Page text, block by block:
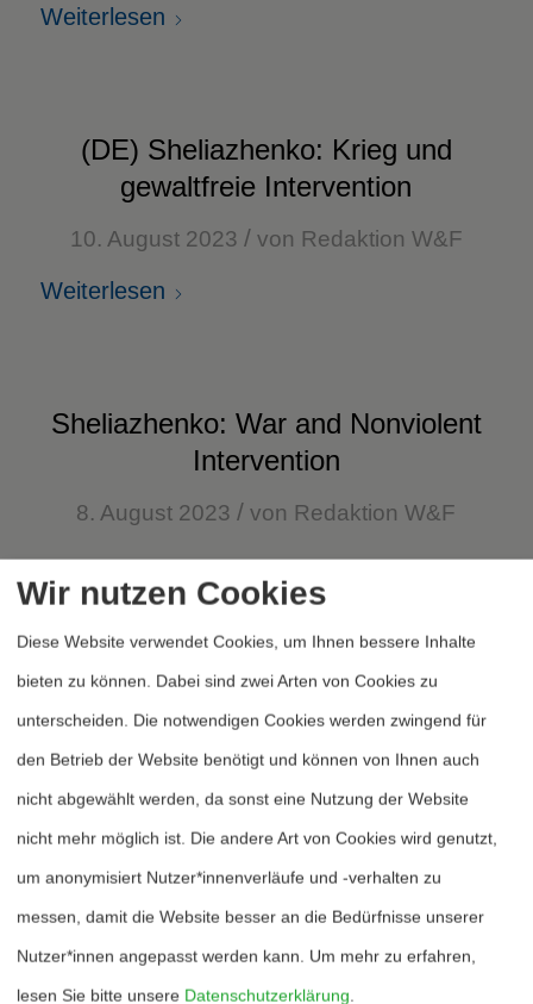
Weiterlesen
(DE) Sheliazhenko: Krieg und
gewaltfreie Intervention
10. August 2023 / von Redaktion W&F
Weiterlesen
Sheliazhenko: War and Nonviolent
Intervention
8. August 2023 / von Redaktion W&F
Der Autor hatte diesen Beitrag vor einigen
Wir nutzen Cookies
Diese Website verwendet Cookies, um Ihnen bessere Inhalte
bieten zu können. Dabei sind zwei Arten von Cookies zu
unterscheiden. Die notwendigen Cookies werden zwingend für
den Betrieb der Website benötigt und können von Ihnen auch
nicht abgewählt werden, da sonst eine Nutzung der Website
nicht mehr möglich ist. Die andere Art von Cookies wird genutzt,
um anonymisiert Nutzer*innenverläufe und -verhalten zu
messen, damit die Website besser an die Bedürfnisse unserer
Nutzer*innen angepasst werden kann. Um mehr zu erfahren,
lesen Sie bitte unsere Datenschutzerklärung.